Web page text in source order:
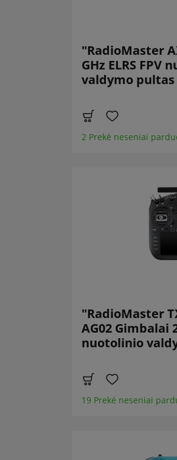
"RadioMaster
GHz ELRS FPV
valdymo pultas
2 Prekė neseniai
"RadioMaster
AG02 Gimbalai
nuotolinio
19 Prekė neseniai